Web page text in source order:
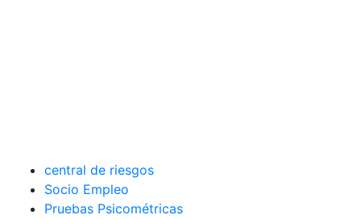
central de riesgos
Socio Empleo
Pruebas Psicométricas